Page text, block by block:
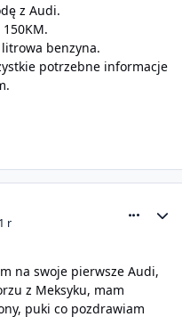
z Audi.
benzyna.
potrzebne informacje
1 r
na swoje pierwsze Audi,
z Meksyku, mam
puki co pozdrawiam